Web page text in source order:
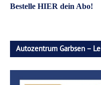
Bestelle HIER dein Abo!
Autozentrum Garbsen –